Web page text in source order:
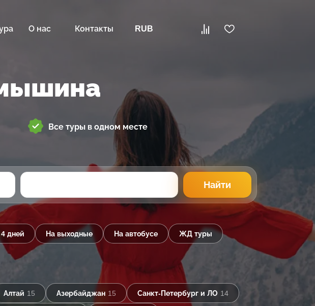
О нас Контакты RUB
Все туры в одном месте
Найти
дней На выходные На автобусе ЖД туры
Алтай 15 Азербайджан 15 Санкт-Петербург и ЛО 14